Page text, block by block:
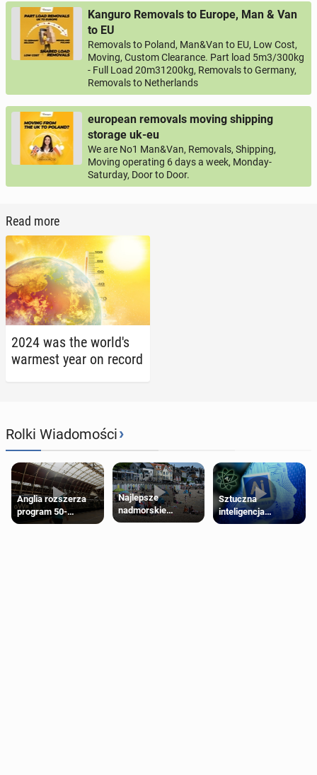
Kanguro Removals to Europe, Man & Van
to EU
Removals to Poland, Man&Van to EU, Low Cost,
Moving, Custom Clearance. Part load 5m3/300kg
- Full Load 20m31200kg, Removals to Germany,
Removals to Netherlands
european removals moving shipping
storage uk-eu
We are No1 Man&Van, Removals, Shipping,
Moving operating 6 days a week, Monday-
Saturday, Door to Door.
Read more
2024 was the world's
warmest year on record
Rolki Wiadomości›
Anglia rozszerza
program 50-
procentowych
Najlepsze
nadmorskie
miasteczko blisko
Sztuczna
inteligencja
próbowała oszukać